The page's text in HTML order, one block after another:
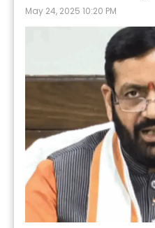
May 24, 2025 10:20 PM